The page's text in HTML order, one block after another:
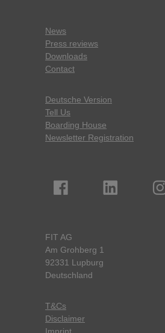
News
Press reviews
Downloads
Contact
Deutsche Version
Tell Us
Boarding House
Newsletter Registration
FIT AG
Am Grohberg 1
92331 Lupburg
Deutschland
T&Cs
Disclaimer